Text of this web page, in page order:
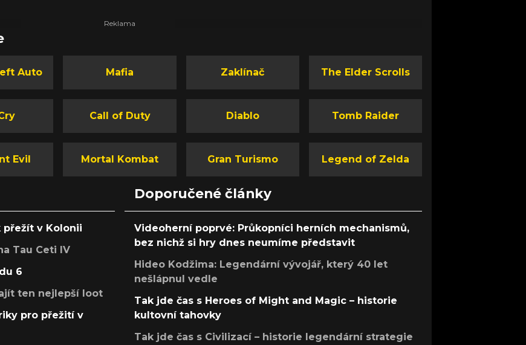
Auto Mafia Zaklínač The Elder Scrolls
Call of Duty Diablo Tomb Raider
Evil Mortal Kombat Gran Turismo Legend of Zelda
přežít v Kolonii
Tau Ceti IV
6
ten nejlepší loot
pro přežití v
Doporučené články
Videoherní poprvé: Průkopníci herních mechanismů,
bez nichž si hry dnes neumíme představit
Hideo Kodžima: Legendární vývojář, který 40 let
nešlápnul vedle
Tak jde čas s Heroes of Might and Magic – historie
kultovní tahovky
Tak jde čas s Civilizací – historie legendární strategie